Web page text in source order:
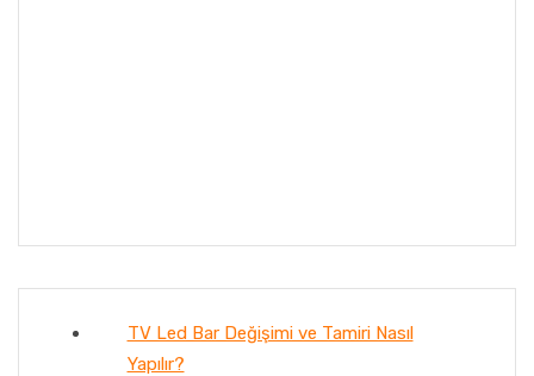
TV Led Bar Değişimi ve Tamiri Nasıl
Yapılır?